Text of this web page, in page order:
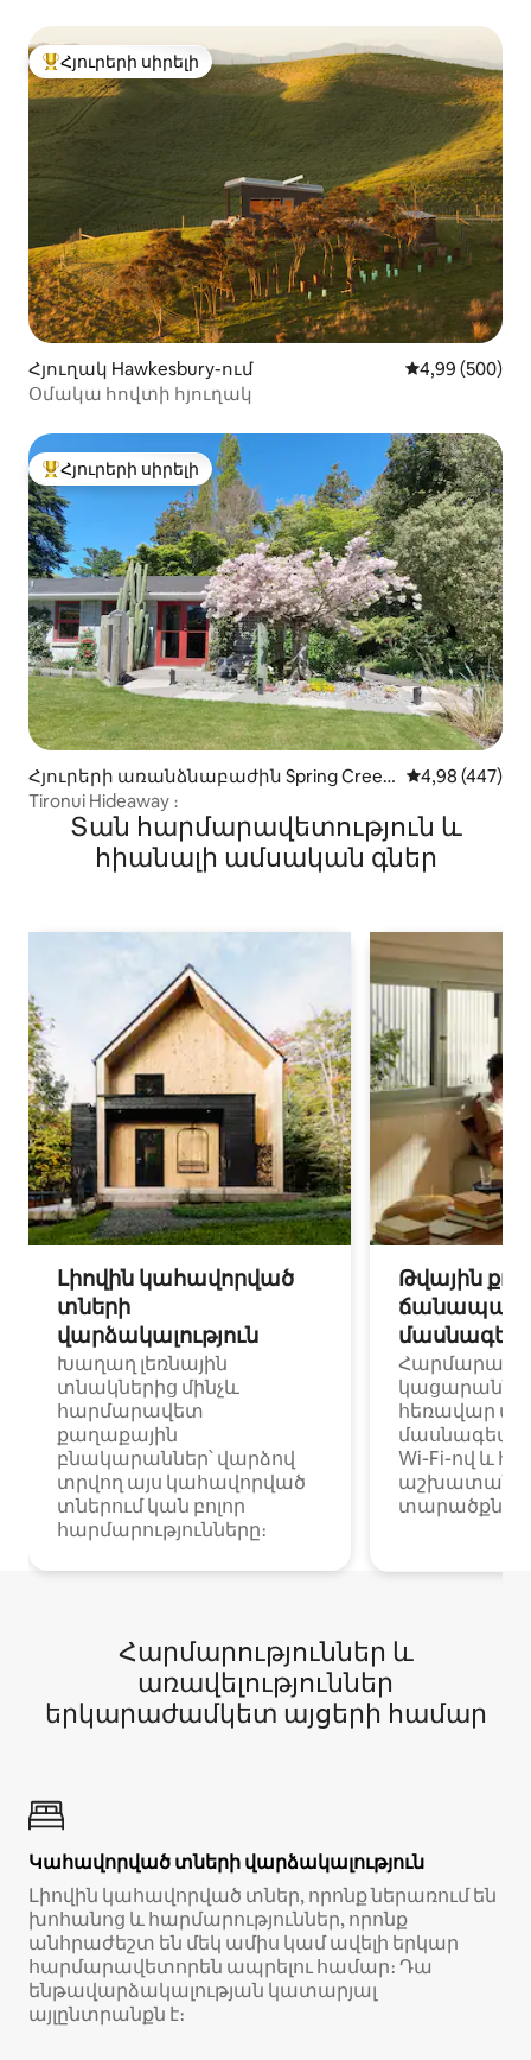
Հյուրերի սիրելի լավագույն տները
Հյուրերի սիրելի
Հյուղակ Hawkesbury-ում Միջին
4,99 (500)
Օմակա հովտի հյուղակ
Հյուրերի սիրելի լավագույն տները
Հյուրերի սիրելի
Հյուրերի առանձնաբաժին Spring Creek
-ում
Միջին
4,98 (447)
Tironui Hideaway ։
Տան հարմարավետություն և
հիանալի ամսական գներ
Լիովին կահավորված
տների
վարձակալություն
Խաղաղ լեռնային
տնակներից մինչև
հարմարավետ
քաղաքային
բնակարաններ՝ վարձով
տրվող այս կահավորված
տներում կան բոլոր
հարմարությունները։
Թվային
հեռավար
Wi-Fi-ով և
Հարմարություններ և
առավելություններ
երկարաժամկետ այցերի համար
Կահավորված տների վարձակալություն
Լիովին կահավորված տներ, որոնք ներառում են
խոհանոց և հարմարություններ, որոնք
անհրաժեշտ են մեկ ամիս կամ ավելի երկար
հարմարավետորեն ապրելու համար։ Դա
ենթավարձակալության կատարյալ
այլընտրանքն է։